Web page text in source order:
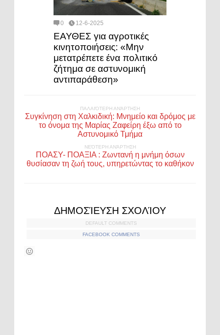
0 12-6-2025
ΕΑΥΘΕΣ για αγροτικές
κινητοποιήσεις: «Μην
μετατρέπετε ένα πολιτικό
ζήτημα σε αστυνομική
αντιπαράθεση»
ΠΑΛΑΙΌΤΕΡΗ ΑΝΆΡΤΗΣΗ
Συγκίνηση στη Χαλκιδική: Μνημείο και δρόμος με
το όνομα της Μαρίας Ζαφείρη έξω από το
Αστυνομικό Τμήμα
ΝΕΌΤΕΡΗ ΑΝΆΡΤΗΣΗ
ΠΟΑΣΥ- ΠΟΑΞΙΑ : Ζωντανή η μνήμη όσων
θυσίασαν τη ζωή τους, υπηρετώντας το καθήκον
ΔΗΜΟΣΊΕΥΣΗ ΣΧΟΛΊΟΥ
DEFAULT COMMENTS
FACEBOOK COMMENTS